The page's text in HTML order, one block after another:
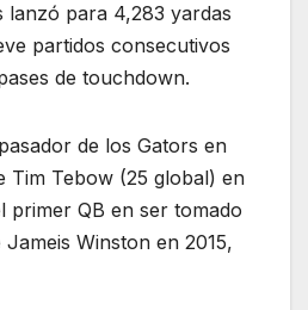
lanzó para 4,283 yardas
partidos consecutivos
de touchdown.
de los Gators en
Tim Tebow (25 global) en
primer QB en ser tomado
Winston en 2015,